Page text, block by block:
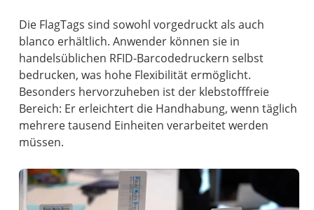
Die FlagTags sind sowohl vorgedruckt als auch
blanco erhältlich. Anwender können sie in
handelsüblichen RFID-Barcodedruckern selbst
bedrucken, was hohe Flexibilität ermöglicht.
Besonders hervorzuheben ist der klebstofffreie
Bereich: Er erleichtert die Handhabung, wenn täglich
mehrere tausend Einheiten verarbeitet werden
müssen.